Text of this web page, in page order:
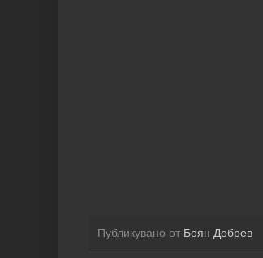
Публикувано от Боян Добрев